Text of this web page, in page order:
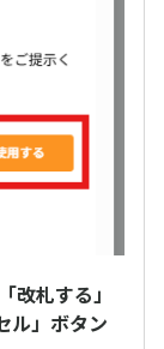
改札する」
ル」ボタン